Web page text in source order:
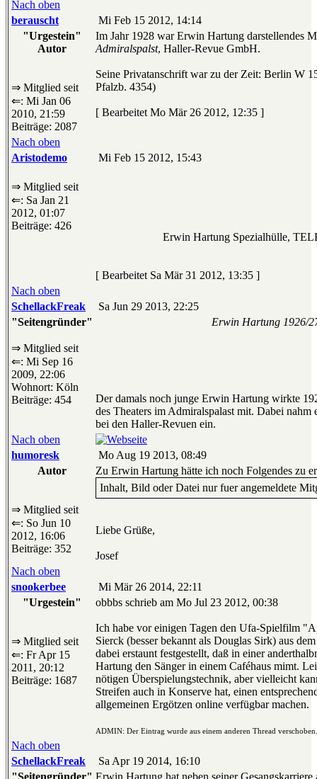
Nach oben
berauscht
Mi Feb 15 2012, 14:14
"Urgestein"
Autor
⇒ Mitglied seit
⇐: Mi Jan 06
2010, 21:59
Beiträge: 2087
Im Jahr 1928 war Erwin Hartung darstellendes
Admiralspalst, Haller-Revue GmbH.
Seine Privatanschrift war zu der Zeit: Berlin W
Pfalzb. 4354)
[ Bearbeitet Mo Mär 26 2012, 12:35 ]
Nach oben
Aristodemo
Mi Feb 15 2012, 15:43
⇒ Mitglied seit
⇐: Sa Jan 21
2012, 01:07
Beiträge: 426
Erwin Hartung Spezialhülle,
[ Bearbeitet Sa Mär 31 2012, 13:35 ]
Nach oben
SchellackFreak
Sa Jun 29 2013, 22:25
"Seitengründer"
⇒ Mitglied seit
⇐: Mi Sep 16
2009, 22:06
Wohnort: Köln
Beiträge: 454
Erwin Hartung 1926/
Der damals noch junge Erwin Hartung wirkte
des Theaters im Admiralspalast mit. Dabei nahm
bei den Haller-Revuen ein.
Nach oben
humoresk
Mo Aug 19 2013, 08:49
Autor
⇒ Mitglied seit
⇐: So Jun 10
2012, 16:06
Beiträge: 352
Zu Erwin Hartung hätte ich noch Folgendes zu
Inhalt, Bild oder Datei nur fuer angemeldete
Liebe Grüße,
Josef
Nach oben
snookerbee
Mi Mär 26 2014, 22:11
"Urgestein"
⇒ Mitglied seit
⇐: Fr Apr 15
2011, 20:12
Beiträge: 1687
obbbs schrieb am Mo Jul 23 2012, 00:38
Ich habe vor einigen Tagen den Ufa-Spielfilm
Sierck (besser bekannt als Douglas Sirk) aus
dabei erstaunt festgestellt, daß in einer
Hartung den Sänger in einem Caféhaus mimt.
nötigen Überspielungstechnik, aber vielleicht
Streifen auch in Konserve hat, einen
allgemeinen Ergötzen online verfügbar machen.
ADMIN: Der Eintrag wurde aus einem anderen Thread verschoben.
Nach oben
SchellackFreak
Sa Apr 19 2014, 16:10